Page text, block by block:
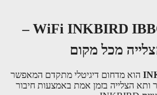
🌡🔥 מד חום WiFi INKBIRD IBBQ-4T –
מכל מקום
מדחום דיגיטלי מתקדם המאפשר
בזמן אמת באמצעות חיבור